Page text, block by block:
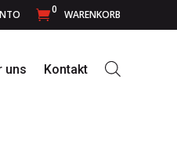
0 WARENKORB
uns Kontakt